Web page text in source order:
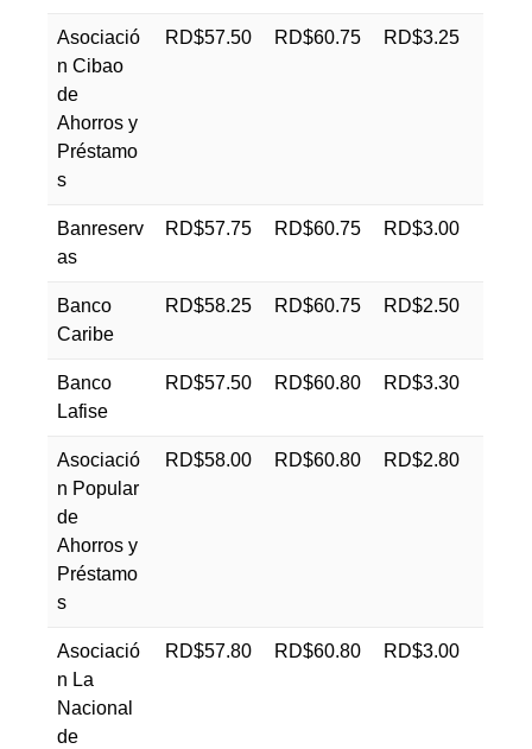
Asociació
n Cibao
de
Ahorros y
Préstamo
s
RD$57.50 RD$60.75 RD$3.25
Banreserv
as
RD$57.75 RD$60.75 RD$3.00
Banco
Caribe
RD$58.25 RD$60.75 RD$2.50
Banco
Lafise
RD$57.50 RD$60.80 RD$3.30
Asociació
n Popular
de
Ahorros y
Préstamo
s
RD$58.00 RD$60.80 RD$2.80
Asociació
n La
Nacional
de
RD$57.80 RD$60.80 RD$3.00